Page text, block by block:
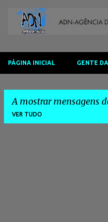
PÁGINA INICIAL GENTE
A mostrar mensagens
VER TUDO